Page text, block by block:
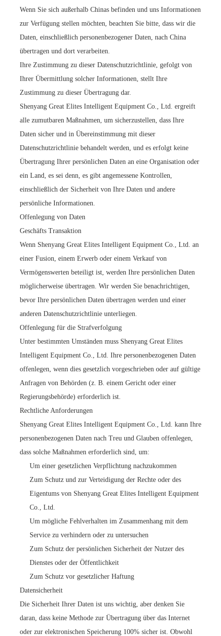
Wenn Sie sich außerhalb Chinas befinden und uns Informationen
zur Verfügung stellen möchten, beachten Sie bitte, dass wir die
Daten, einschließlich personenbezogener Daten, nach China
übertragen und dort verarbeiten.
Ihre Zustimmung zu dieser Datenschutzrichtlinie, gefolgt von
Ihrer Übermittlung solcher Informationen, stellt Ihre
Zustimmung zu dieser Übertragung dar.
Shenyang Great Elites Intelligent Equipment Co., Ltd. ergreift
alle zumutbaren Maßnahmen, um sicherzustellen, dass Ihre
Daten sicher und in Übereinstimmung mit dieser
Datenschutzrichtlinie behandelt werden, und es erfolgt keine
Übertragung Ihrer persönlichen Daten an eine Organisation oder
ein Land, es sei denn, es gibt angemessene Kontrollen,
einschließlich der Sicherheit von Ihre Daten und andere
persönliche Informationen.
Offenlegung von Daten
Geschäfts Transaktion
Wenn Shenyang Great Elites Intelligent Equipment Co., Ltd. an
einer Fusion, einem Erwerb oder einem Verkauf von
Vermögenswerten beteiligt ist, werden Ihre persönlichen Daten
möglicherweise übertragen. Wir werden Sie benachrichtigen,
bevor Ihre persönlichen Daten übertragen werden und einer
anderen Datenschutzrichtlinie unterliegen.
Offenlegung für die Strafverfolgung
Unter bestimmten Umständen muss Shenyang Great Elites
Intelligent Equipment Co., Ltd. Ihre personenbezogenen Daten
offenlegen, wenn dies gesetzlich vorgeschrieben oder auf gültige
Anfragen von Behörden (z. B. einem Gericht oder einer
Regierungsbehörde) erforderlich ist.
Rechtliche Anforderungen
Shenyang Great Elites Intelligent Equipment Co., Ltd. kann Ihre
personenbezogenen Daten nach Treu und Glauben offenlegen,
dass solche Maßnahmen erforderlich sind, um:
Um einer gesetzlichen Verpflichtung nachzukommen
Zum Schutz und zur Verteidigung der Rechte oder des
Eigentums von Shenyang Great Elites Intelligent Equipment
Co., Ltd.
Um mögliche Fehlverhalten im Zusammenhang mit dem
Service zu verhindern oder zu untersuchen
Zum Schutz der persönlichen Sicherheit der Nutzer des
Dienstes oder der Öffentlichkeit
Zum Schutz vor gesetzlicher Haftung
Datensicherheit
Die Sicherheit Ihrer Daten ist uns wichtig, aber denken Sie
daran, dass keine Methode zur Übertragung über das Internet
oder zur elektronischen Speicherung 100% sicher ist. Obwohl